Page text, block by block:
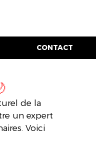
CONTACT
de la
un expert
Voici